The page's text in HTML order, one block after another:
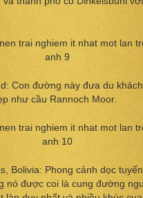
Con đường này đưa du
như cầu Rannoch Moor.
Bolivia: Phong cảnh dọc
nó được coi là cung đường